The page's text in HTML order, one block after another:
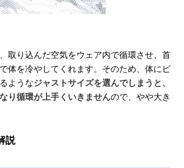
取り込んだ空気をウェア内で循環させ、首
体を冷やしてくれます。そのため、体にピ
ようなジャストサイズを選んでしまうと、
り循環が上手くいきませんので、やや大き
説